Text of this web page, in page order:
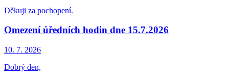
Děkuji za pochopení.
Omezení úředních hodin dne 15.7.2026
10. 7. 2026
Dobrý den,